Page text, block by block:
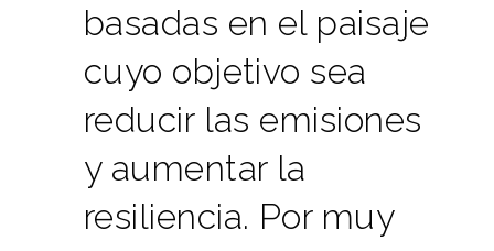
basadas en el paisaje
cuyo objetivo sea
reducir las emisiones
y aumentar la
resiliencia. Por muy